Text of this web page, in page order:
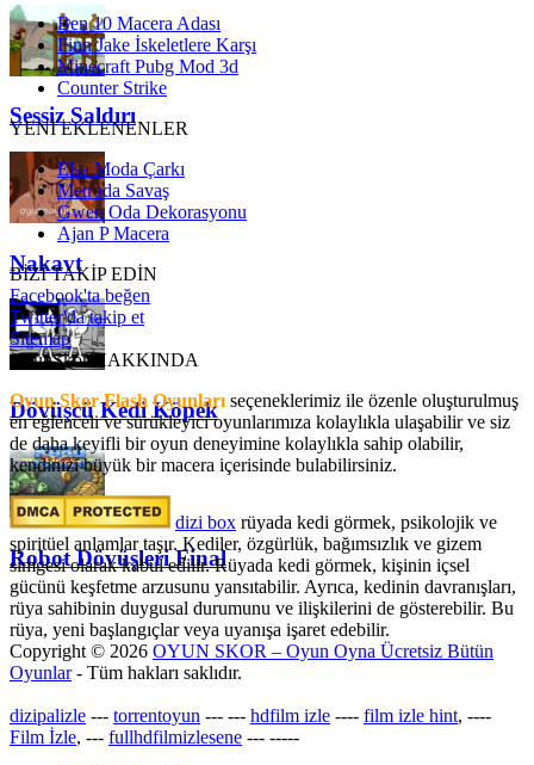
Sessiz Saldırı
Nakavt
Dövüşcü Kedi Köpek
Robot Dövüşleri Final
Ben 10 Macera Adası
Finn Jake İskeletlere Karşı
Minecraft Pubg Mod 3d
Counter Strike
YENİ EKLENENLER
Elsa Moda Çarkı
Metroda Savaş
Gwen Oda Dekorasyonu
Ajan P Macera
BİZİ TAKİP EDİN
Facebook'ta beğen
Twitter'da takip et
Sitemap
OyunSkor HAKKINDA
Oyun Skor Flash Oyunları seçeneklerimiz ile özenle oluşturulmuş
en eğlenceli ve sürükleyici oyunlarımıza kolaylıkla ulaşabilir ve siz
de daha keyifli bir oyun deneyimine kolaylıkla sahip olabilir,
kendinizi büyük bir macera içerisinde bulabilirsiniz.
dizi box rüyada kedi görmek​, psikolojik ve
spiritüel anlamlar taşır. Kediler, özgürlük, bağımsızlık ve gizem
simgesi olarak kabul edilir. Rüyada kedi görmek, kişinin içsel
gücünü keşfetme arzusunu yansıtabilir. Ayrıca, kedinin davranışları,
rüya sahibinin duygusal durumunu ve ilişkilerini de gösterebilir. Bu
rüya, yeni başlangıçlar veya uyanışa işaret edebilir.
Copyright © 2026 OYUN SKOR – Oyun Oyna Ücretsiz Bütün
Oyunlar- Tüm hakları saklıdır.
dizipalizle --- torrentoyun --- --- hdfilm izle ---- film izle hint, ----
Film İzle, --- fullhdfilmizlesene --- -----